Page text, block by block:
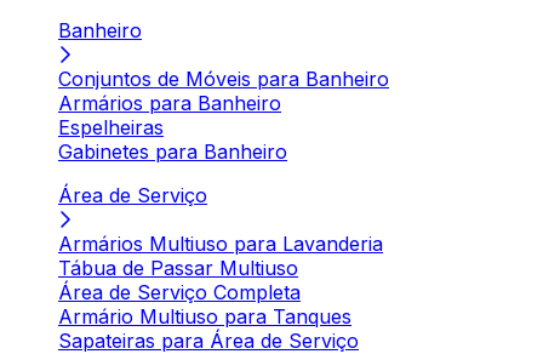
Banheiro
Conjuntos de Móveis para Banheiro
Armários para Banheiro
Espelheiras
Gabinetes para Banheiro
Área de Serviço
Armários Multiuso para Lavanderia
Tábua de Passar Multiuso
Área de Serviço Completa
Armário Multiuso para Tanques
Sapateiras para Área de Serviço